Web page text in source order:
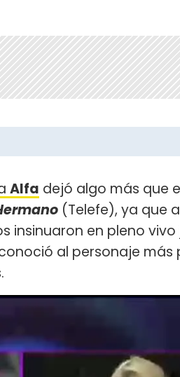
Alfa dejó algo más que
(Telefe), ya que
insinuaron en pleno
al personaje más